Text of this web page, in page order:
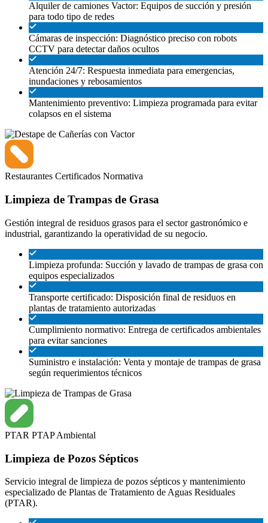
Alquiler de camiones Vactor: Equipos de succión y presión
para todo tipo de redes
Cámaras de inspección: Diagnóstico preciso con robots
CCTV para detectar daños ocultos
Atención 24/7: Respuesta inmediata para emergencias,
inundaciones y rebosamientos
Mantenimiento preventivo: Limpieza programada para evitar
colapsos en el sistema
Restaurantes Certificados Normativa
Limpieza de Trampas de Grasa
Gestión integral de residuos grasos para el sector gastronómico e
industrial, garantizando la operatividad de su negocio.
Limpieza profunda: Succión y lavado de trampas de grasa con
equipos especializados
Transporte certificado: Disposición final de residuos en
plantas de tratamiento autorizadas
Cumplimiento normativo: Entrega de certificados ambientales
para evitar sanciones
Suministro e instalación: Venta y montaje de trampas de grasa
según requerimientos técnicos
PTAR PTAPAmbiental
Limpieza de Pozos Sépticos
Servicio integral de limpieza de pozos sépticos y mantenimiento
especializado de Plantas de Tratamiento de Aguas Residuales
(PTAR).